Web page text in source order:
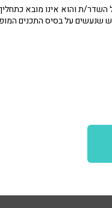
ת והוא אינו מובא
שנעשים על בסיס התכנים